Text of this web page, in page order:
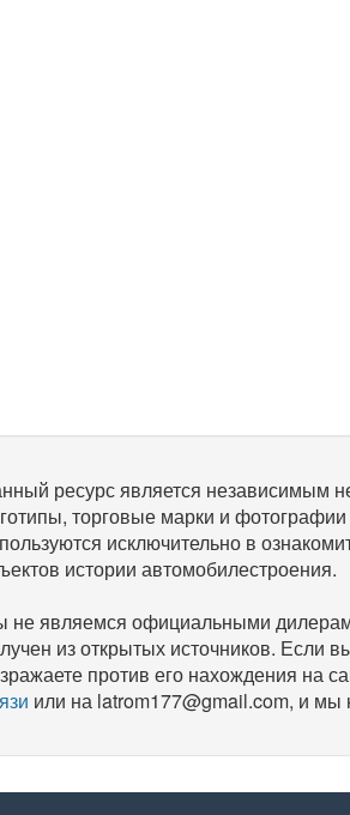
ресурс является независимым
торговые марки и
исключительно в
истории автомобилестроения.
не являемся официальными
из открытых источников. Если
против его нахождения на
или на latrom177@gmail.com, и мы